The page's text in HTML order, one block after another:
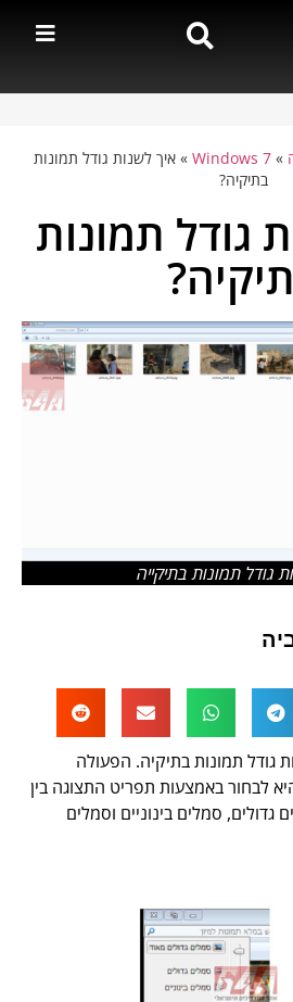
Windows 7
»איך לשנות גודל תמונות
בתיקיה?
גודל תמונות
תמונות בתיקייה
תמונות בתיקיה. הפעולה
לבחור באמצעות תפריט התצוגה בין
סמלים בינוניים וסמלים